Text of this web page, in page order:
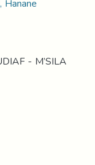
- M’SILA